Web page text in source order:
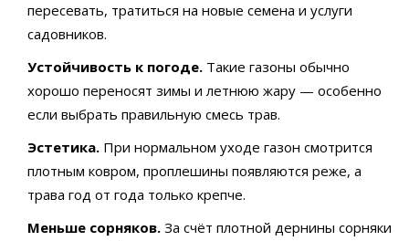
пересевать, тратиться на новые семена и услуги
садовников.
Устойчивость к погоде. Такие газоны обычно
хорошо переносят зимы и летнюю жару — особенно
если выбрать правильную смесь трав.
Эстетика. При нормальном уходе газон смотрится
плотным ковром, проплешины появляются реже, а
трава год от года только крепче.
Меньше сорняков. За счёт плотной дернины сорняки